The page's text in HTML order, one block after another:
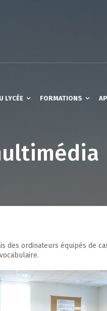
LYCÉE FORMATIONS
ordinateurs équipés de